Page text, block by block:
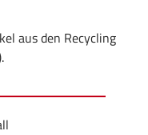
aus den Recycling